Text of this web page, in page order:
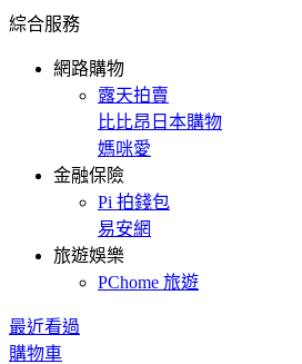
綜合服務
網路購物
露天拍賣
比比昂日本購物
媽咪愛
金融保險
Pi 拍錢包
易安網
旅遊娛樂
PChome 旅遊
最近看過
購物車